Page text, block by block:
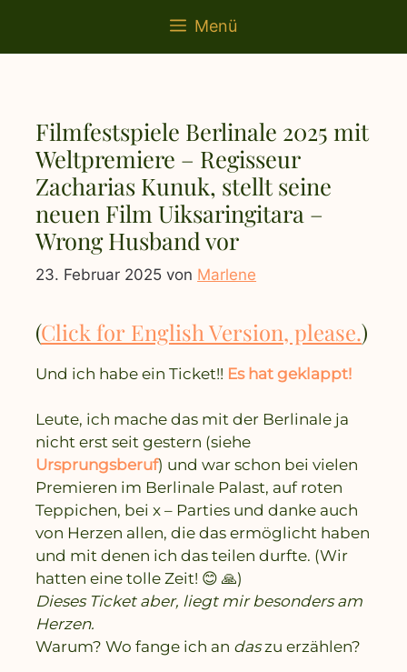
Menü
Filmfestspiele Berlinale 2025 mit
Weltpremiere – Regisseur
Zacharias Kunuk, stellt seine
neuen Film Uiksaringitara –
Wrong Husband vor
23. Februar 2025 von Marlene
(Click for English Version, please.)
Und ich habe ein Ticket!! Es hat geklappt!
Leute, ich mache das mit der Berlinale ja
nicht erst seit gestern (siehe
Ursprungsberuf) und war schon bei vielen
Premieren im Berlinale Palast, auf roten
Teppichen, bei x – Parties und danke auch
von Herzen allen, die das ermöglicht haben
und mit denen ich das teilen durfte. (Wir
hatten eine tolle Zeit! 😊 🙏)
Dieses Ticket aber, liegt mir besonders am
Herzen.
Warum? Wo fange ich an daszu erzählen?